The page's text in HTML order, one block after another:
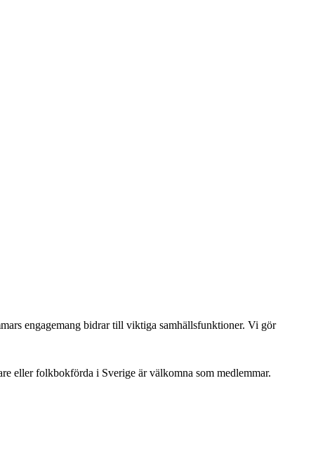
engagemang bidrar till viktiga samhällsfunktioner. Vi gör
eller folkbokförda i Sverige är välkomna som medlemmar.